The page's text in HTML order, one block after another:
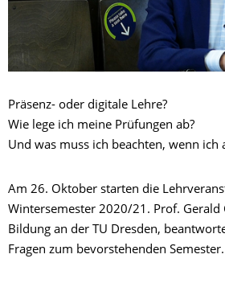
Präsenz- oder digitale Lehre?
Wie lege ich meine Prüfungen ab?
Und was muss ich beachten, wenn ich
Am 26. Oktober starten die
Wintersemester 2020/21. Prof. Gerald
Bildung an der TU Dresden,
Fragen zum bevorstehenden Semester.